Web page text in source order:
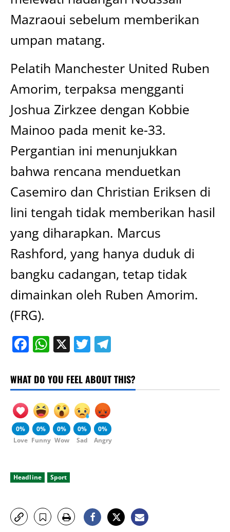
Mazraoui sebelum memberikan
umpan matang.
Pelatih Manchester United Ruben
Amorim, terpaksa mengganti
Joshua Zirkzee dengan Kobbie
Mainoo pada menit ke-33.
Pergantian ini menunjukkan
bahwa rencana menduetkan
Casemiro dan Christian Eriksen di
lini tengah tidak memberikan hasil
yang diharapkan. Marcus
Rashford, yang hanya duduk di
bangku cadangan, tetap tidak
dimainkan oleh Ruben Amorim.
(FRG).
Facebook
WhatsApp
X Twitter
WHAT DO YOU FEEL ABOUT THIS?
0%
Love
0%
Funny
0%
Wow
0%
Sad
0%
Angry
Headline Sport